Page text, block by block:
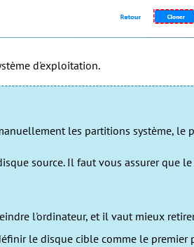
d'exploitation.
les partitions système, le
source. Il faut vous assurer que
l'ordinateur, et il vaut mieux
le disque cible comme le